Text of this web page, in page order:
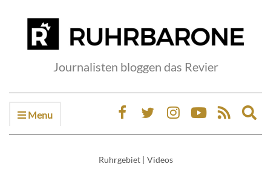
Journalisten bloggen das Revier
Menu
Ruhrgebiet | Videos